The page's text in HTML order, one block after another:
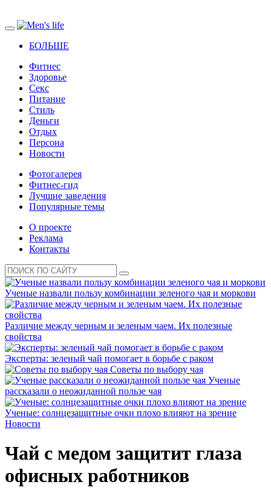
БОЛЬШЕ
Фитнес
Здоровье
Секс
Питание
Стиль
Деньги
Отдых
Персона
Новости
Фотогалерея
Фитнес-гид
Лучшие заведения
Популярные темы
О проекте
Реклама
Контакты
Ученые назвали пользу комбинации зеленого чая и моркови
Различие между черным и зеленым чаем. Их полезные
свойства
Эксперты: зеленый чай помогает в борьбе с раком
Советы по выбору чая
Ученые
рассказали о неожиданной пользе чая
Ученые: солнцезащитные очки плохо влияют на зрение
Новости
Чай с медом защитит глаза
офисных работников